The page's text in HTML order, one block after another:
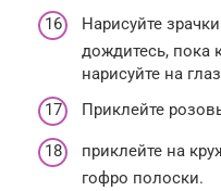
Нарисуйте
дождитесь, пока
нарисуйте на
Приклейте
приклейте на
гофро полоски.